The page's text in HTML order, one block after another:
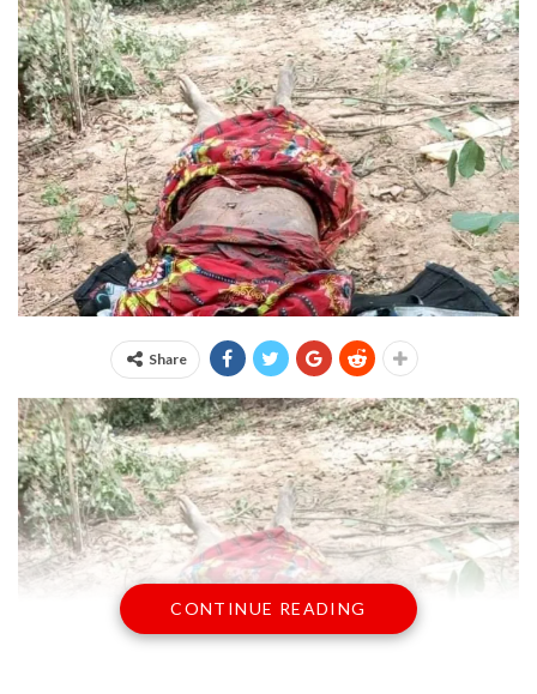
Share
CONTINUE READING